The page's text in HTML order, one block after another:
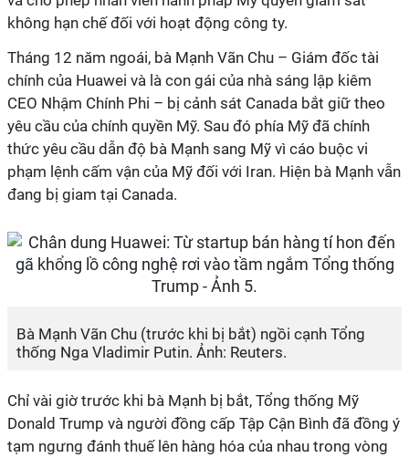
không hạn chế đối với hoạt động công ty.
Tháng 12 năm ngoái, bà Mạnh Vãn Chu – Giám đốc tài
chính của Huawei và là con gái của nhà sáng lập kiêm
CEO Nhậm Chính Phi – bị cảnh sát Canada bắt giữ theo
yêu cầu của chính quyền Mỹ. Sau đó phía Mỹ đã chính
thức yêu cầu dẫn độ bà Mạnh sang Mỹ vì cáo buộc vi
phạm lệnh cấm vận của Mỹ đối với Iran. Hiện bà Mạnh vẫn
đang bị giam tại Canada.
Bà Mạnh Vãn Chu (trước khi bị bắt) ngồi cạnh Tổng
thống Nga Vladimir Putin. Ảnh: Reuters.
Chỉ vài giờ trước khi bà Mạnh bị bắt, Tổng thống Mỹ
Donald Trump và người đồng cấp Tập Cận Bình đã đồng ý
tạm ngưng đánh thuế lên hàng hóa của nhau trong vòng